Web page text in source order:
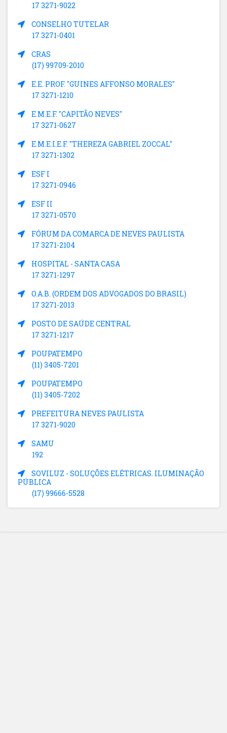
17 3271-9022
CONSELHO TUTELAR
17 3271-0401
CRAS
(17) 99709-2010
E.E. PROF. "GUINES AFFONSO MORALES"
17 3271-1210
E.M.E.F. "CAPITÃO NEVES"
17 3271-0627
E.M.E.I.E.F. "THEREZA GABRIEL ZOCCAL"
17 3271-1302
ESF I
17 3271-0946
ESF II
17 3271-0570
FÓRUM DA COMARCA DE NEVES PAULISTA
17 3271-2104
HOSPITAL - SANTA CASA
17 3271-1297
O.A.B. (ORDEM DOS ADVOGADOS DO BRASIL)
17 3271-2013
POSTO DE SAÚDE CENTRAL
17 3271-1217
POUPATEMPO
(11) 3405-7201
POUPATEMPO
(11) 3405-7202
PREFEITURA NEVES PAULISTA
17 3271-9020
SAMU
192
SOVILUZ - SOLUÇÕES ELÉTRICAS. ILUMINAÇÃO
PÚBLICA
(17) 99666-5528